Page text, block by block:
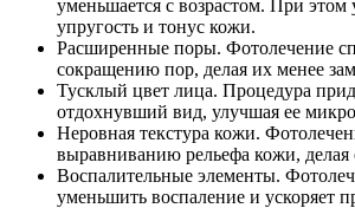
уменьшается с возрастом. При этом
упругость и тонус кожи.
Расширенные поры. Фотолечение
сокращению пор, делая их менее
Тусклый цвет лица. Процедура
отдохнувший вид, улучшая ее
Неровная текстура кожи.
выравниванию рельефа кожи, делая
Воспалительные элементы.
уменьшить воспаление и ускоряет